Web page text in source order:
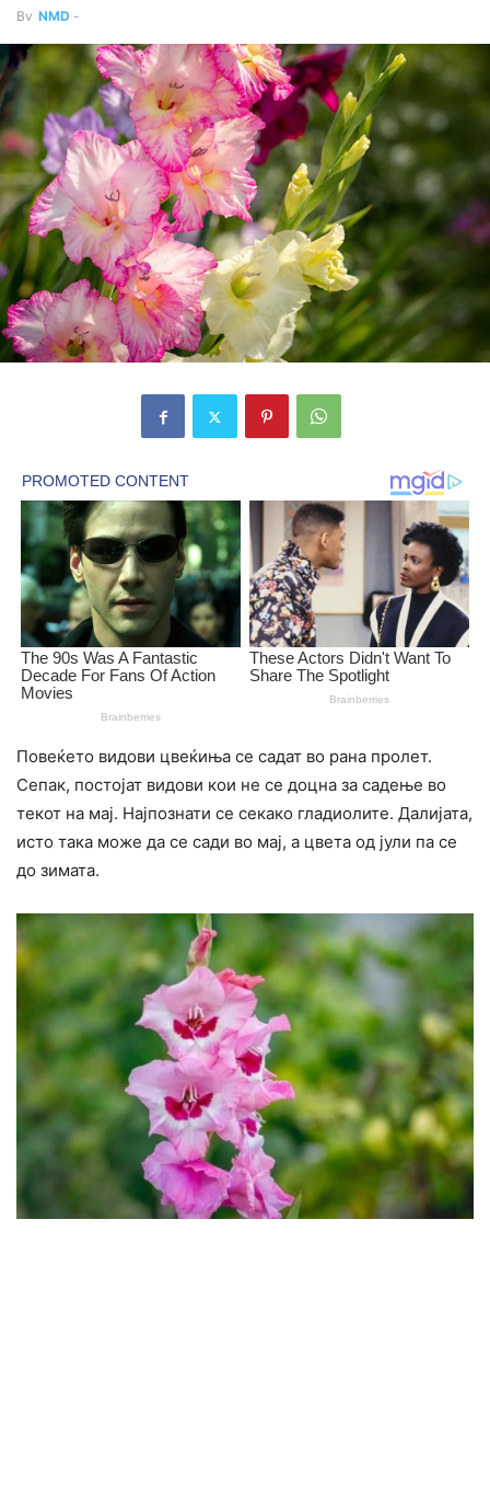
By NMD -
Повеќето видови цвеќиња се садат во рана пролет.
Сепак, постојат видови кои не се доцна за садење во
текот на мај. Најпознати се секако гладиолите. Далијата,
исто така може да се сади во мај, а цвета од јули па се
до зимата.